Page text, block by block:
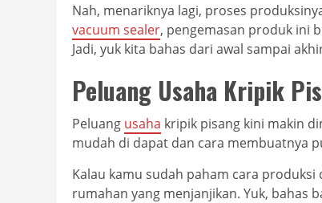
Nah, menariknya lagi, proses
vacuum sealer, pengemasan produk ini
Jadi, yuk kita bahas dari awal sampai
Peluang Usaha Kripik
Peluang usaha kripik pisang kini makin
mudah di dapat dan cara membuatnya
Kalau kamu sudah paham cara
rumahan yang menjanjikan. Yuk, bahas